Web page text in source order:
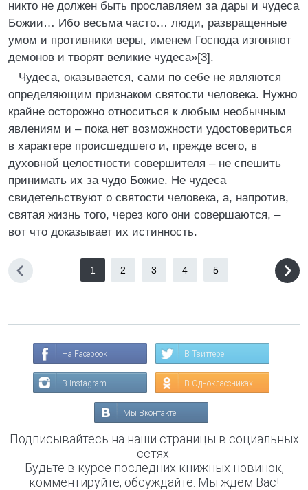
никто не должен быть прославляем за дары и чудеса
Божии… Ибо весьма часто… люди, развращенные
умом и противники веры, именем Господа изгоняют
демонов и творят великие чудеса»[3].
Чудеса, оказывается, сами по себе не являются
определяющим признаком святости человека. Нужно
крайне осторожно относиться к любым необычным
явлениям и – пока нет возможности удостовериться
в характере происшедшего и, прежде всего, в
духовной целостности совершителя – не спешить
принимать их за чудо Божие. Не чудеса
свидетельствуют о святости человека, а, напротив,
святая жизнь того, через кого они совершаются, –
вот что доказывает их истинность.
1 2 3 4 5
На Facebook В Твиттере
В Instagram В Одноклассниках
Мы Вконтакте
Подписывайтесь на наши страницы в социальных
сетях.
Будьте в курсе последних книжных новинок,
комментируйте, обсуждайте. Мы ждём Вас!